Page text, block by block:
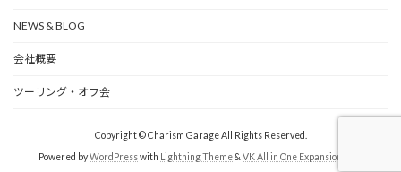
NEWS & BLOG
会社概要
ツーリング・オフ会
Copyright © Charism Garage All Rights Reserved.
Powered byWordPresswith Lightning Theme& VK All in One Expansion Unit